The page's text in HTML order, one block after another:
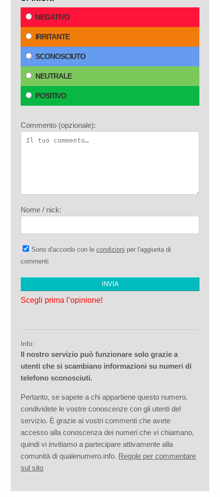
NEGATIVO
IRRITANTE
SCONOSCIUTO
NEUTRALE
POSITIVO
Commento (opzionale):
Nome / nick:
Sono d'accordo con lecondizioni per l'aggiunta di
commenti
Scegli prima l’opinione!
Info:
Il nostro servizio può funzionare solo grazie a
utenti che si scambiano informazioni su numeri di
telefono sconosciuti.
Pertanto, se sapete a chi appartiene questo numero,
condividete le vostre conoscenze con gli utenti del
servizio. È grazie ai vostri commenti che avete
accesso alla conoscenza dei numeri che vi chiamano,
quindi vi invitiamo a partecipare attivamente alla
comunità di qualenumero.info. Regole per commentare
sul sito